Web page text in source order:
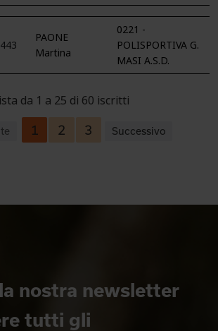
PAONE
Martina
0221 -
POLISPORTIVA G.
MASI A.S.D.
da 1 a 25 di 60 iscritti
1 2 3 Successivo
nostra newsletter
tutti gli